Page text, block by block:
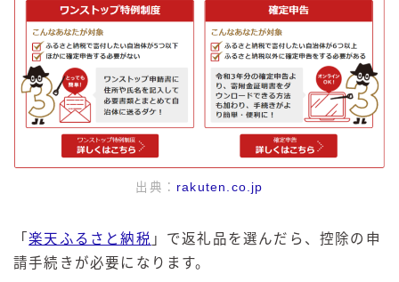
出典： rakuten.co.jp
「楽天ふるさと納税 」で返礼品を選んだら、控除の申
請手続きが必要になります。